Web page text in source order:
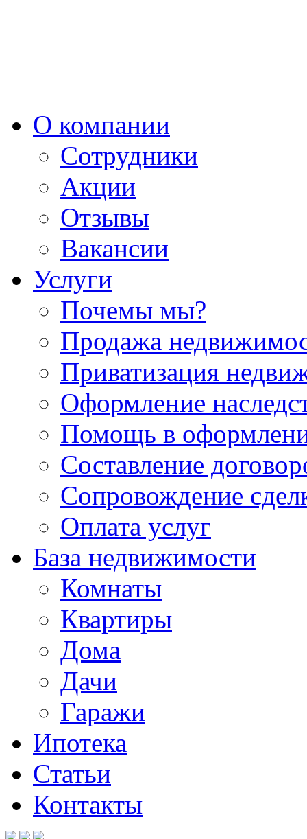
О компании
Сотрудники
Акции
Отзывы
Вакансии
Услуги
Почемы мы?
Продажа
Приватизация
Оформление
Помощь в
Составление
Сопровождение
Оплата услуг
База недвижимости
Комнаты
Квартиры
Дома
Дачи
Гаражи
Ипотека
Статьи
Контакты